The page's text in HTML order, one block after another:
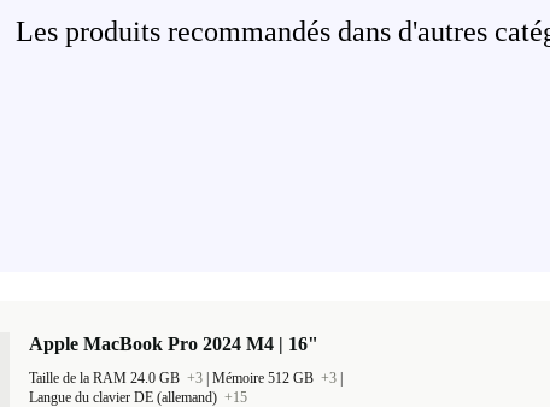
Les produits recommandés dans d'autres
Apple MacBook Pro 2024 M4 | 16"
Taille de la RAM 24.0 GB +3 Mémoire 512 GB +3
Langue du clavier DE (allemand) +15